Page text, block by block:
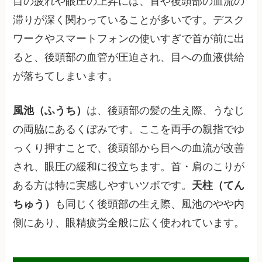
滞りが深く関わっていることが多いです。デスク
ワークやスマートフォンの使いすぎで首が前に出
ると、後頭部の血管が圧迫され、目への血液供給
が落ちてしまいます。
風池（ふうち） は、後頭部の髪の生え際、うなじ
の両脇にあるくぼみです。ここを両手の親指でゆ
っくり押すことで、後頭部から目への血流が改善
され、眼圧の緩和に役立ちます。首・肩のこりが
ある方は特に実感しやすいツボです。 天柱（てん
ちゅう）
も同じく後頭部の生え際、風池のやや内
側にあり、眼精疲労全般に広く使われています。